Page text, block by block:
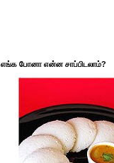
எங்க போனா என்ன சாப்பிடலாம்?